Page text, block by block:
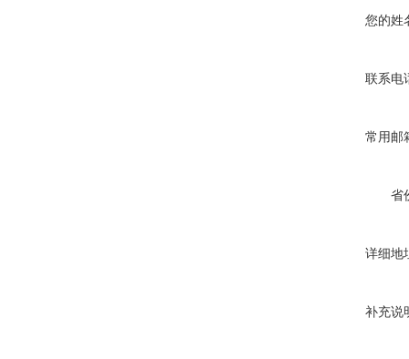
您的姓
联系电
常用邮
省
详细地
补充说